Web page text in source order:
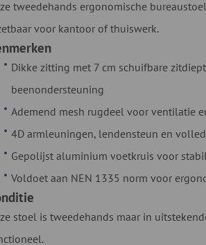
tweedehands ergonomische
voor kantoor of thuiswerk.
Dikke zitting met 7 cm schuifbare
beenondersteuning
Ademend mesh rugdeel voor ventilatie
4D armleuningen, lendensteun en
Gepolijst aluminium voetkruis voor
Voldoet aan NEN 1335 norm voor
stoel is tweedehands maar in